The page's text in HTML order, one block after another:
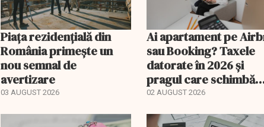
Piața rezidențială din
România primește un
nou semnal de
avertizare
03 AUGUST 2026
Ai apartament pe
sau Booking? Taxele
datorate în 2026 și
pragul care schimbă
regimul fiscal
02 AUGUST 2026